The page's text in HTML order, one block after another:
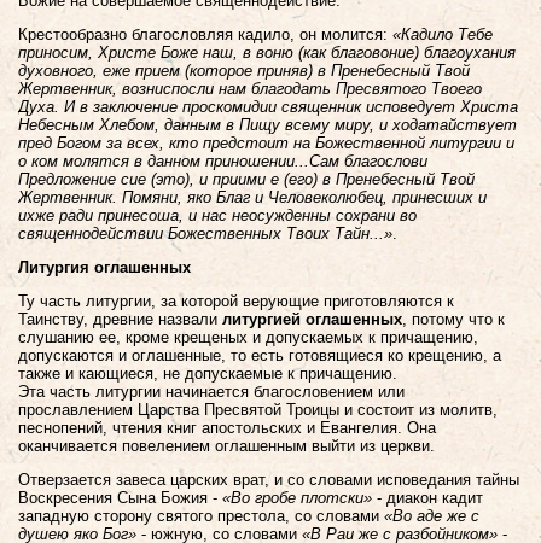
Крестообразно благословляя кадило, он молится: «Кадило Тебе
приносим, Христе Боже наш, в воню (как благовоние) благоухания
духовного, еже прием (которое приняв) в Пренебесный Твой
Жертвенник, возниспосли нам благодать Пресвятого Твоего
Духа. И в заключение проскомидии священник исповедует Христа
Небесным Хлебом, данным в Пищу всему миру, и ходатайствует
пред Богом за всех, кто предстоит на Божественной литургии и
о ком молятся в данном приношении...Сам благослови
Предложение сие (это), и приими е (его) в Пренебесный Твой
Жертвенник. Помяни, яко Благ и Человеколюбец, принесших и
ихже ради принесоша, и нас неосужденны сохрани во
священнодействии Божественных Твоих Тайн...».
Литургия оглашенных
Ту часть литургии, за которой верующие приготовляются к
Таинству, древние назвали литургией оглашенных, потому что к
слушанию ее, кроме крещеных и допускаемых к причащению,
допускаются и оглашенные, то есть готовящиеся ко крещению, а
также и кающиеся, не допускаемые к причащению.
Эта часть литургии начинается благословением или
прославлением Царства Пресвятой Троицы и состоит из молитв,
песнопений, чтения книг апостольских и Евангелия. Она
оканчивается повелением оглашенным выйти из церкви.
Отверзается завеса царских врат, и со словами исповедания тайны
Воскресения Сына Божия - «Во гробе плотски»- диакон кадит
западную сторону святого престола, со словами «Во аде же с
душею яко Бог»- южную, со словами «В Раи же с разбойником»-